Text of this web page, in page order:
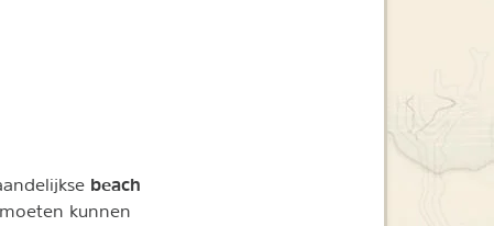
beach
kunnen